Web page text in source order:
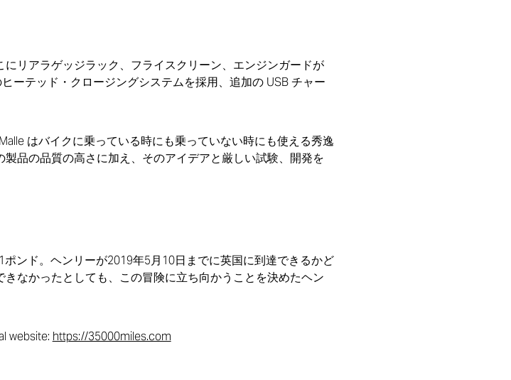
リアラゲッジラック、フライスクリーン、エンジンガードが
ーテッド・クロージングシステムを採用、追加の USB チャー
はバイクに乗っている時にも乗っていない時にも使える秀逸
品の品質の高さに加え、そのアイデアと厳しい試験、開発を
ンド。ヘンリーが2019年5月10日までに英国に到達できるかど
なかったとしても、この冒険に立ち向かうことを決めたヘン
website: https://35000miles.com